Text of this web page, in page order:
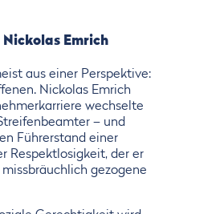
Nickolas Emrich
aus einer Perspektive:
Nickolas Emrich
wechselte
– und
Führerstand einer
Respektlosigkeit, der er
gezogene